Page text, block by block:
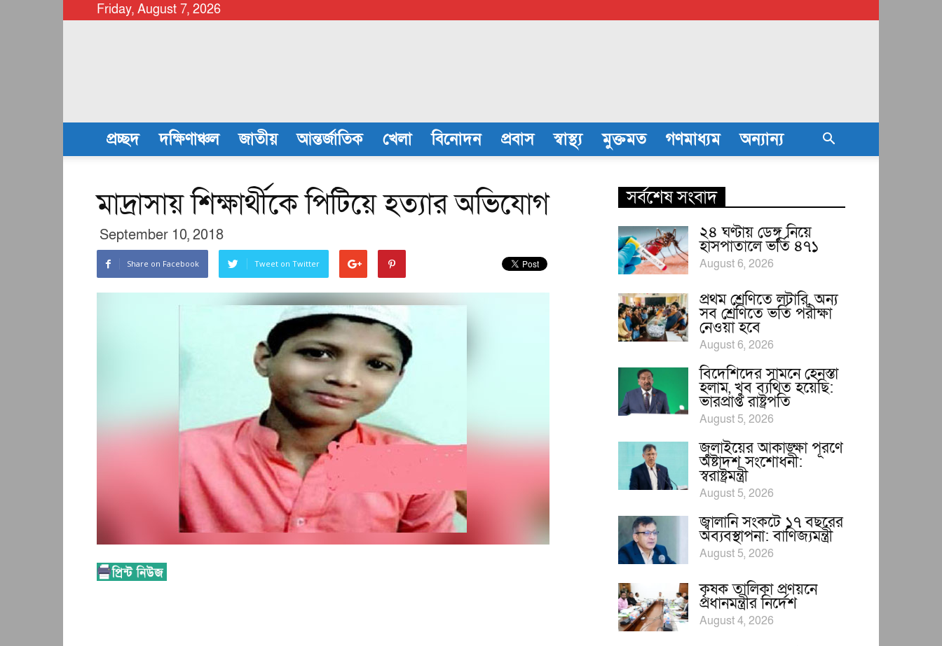
Friday, August 7, 2026
প্রচ্ছদ দক্ষিণাঞ্চল জাতীয় আন্তর্জাতিক খেলা বিনোদন প্রবাস স্বাস্থ্য মুক্তমত গণমাধ্যম অন্যান্য
মাদ্রাসায় শিক্ষার্থীকে পিটিয়ে হত্যার অভিযোগ
September 10, 2018
Share on Facebook Tweet on Twitter
সর্বশেষ সংবাদ
২৪ ঘণ্টায় ডেঙ্গু নিয়ে
হাসপাতালে ভর্তি ৪৭১
August 6, 2026
প্রথম শ্রেণিতে লটারি, অন্য
সব শ্রেণিতে ভর্তি পরীক্ষা
নেওয়া হবে
August 6, 2026
বিদেশিদের সামনে হেনস্তা
হলাম, খুব ব্যথিত হয়েছি:
ভারপ্রাপ্ত রাষ্ট্রপতি
August 5, 2026
জুলাইয়ের আকাঙ্ক্ষা পূরণে
অষ্টাদশ সংশোধনী:
স্বরাষ্ট্রমন্ত্রী
August 5, 2026
জ্বালানি সংকটে ১৭ বছরের
অব্যবস্থাপনা: বাণিজ্যমন্ত্রী
August 5, 2026
কৃষক তালিকা প্রণয়নে
প্রধানমন্ত্রীর নির্দেশ
August 4, 2026